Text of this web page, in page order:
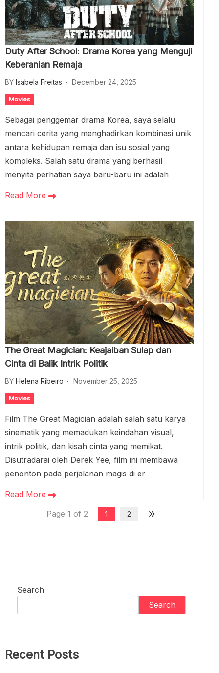
Duty After School: Drama Korea yang Menguji
Keberanian Remaja
BY Isabela Freitas December 24, 2025
Movies
Sebagai penggemar drama Korea, saya selalu
mencari cerita yang menghadirkan kombinasi unik
antara kehidupan remaja dan isu sosial yang
kompleks. Salah satu drama yang berhasil
menyita perhatian saya baru-baru ini adalah
Read More
The Great Magician: Keajaiban Sulap dan
Cinta di Balik Intrik Politik
BY Helena Ribeiro November 25, 2025
Movies
Film The Great Magician adalah salah satu karya
sinematik yang memadukan keindahan visual,
intrik politik, dan kisah cinta yang memikat.
Disutradarai oleh Derek Yee, film ini membawa
penonton pada perjalanan magis di er
Read More
Page 1 of 2
1 2
Search
Search
Recent Posts